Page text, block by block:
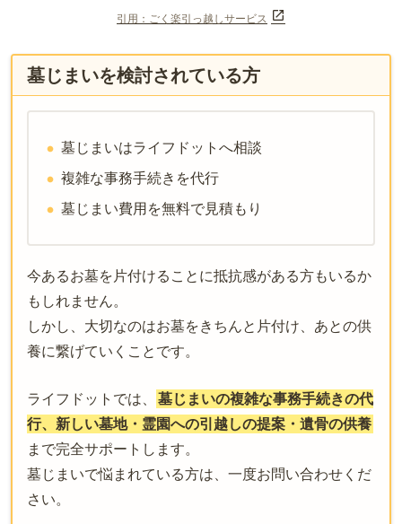
引用：ごく楽引っ越しサービス
墓じまいを検討されている方
墓じまいはライフドットへ相談
複雑な事務手続きを代行
墓じまい費用を無料で見積もり
今あるお墓を片付けることに抵抗感がある方もいるか
もしれません。
しかし、大切なのはお墓をきちんと片付け、あとの供
養に繋げていくことです。
ライフドットでは、
墓じまいの複雑な事務手続きの代
行、新しい墓地・霊園への引越しの提案・遺骨の供養
まで完全サポートします。
墓じまいで悩まれている方は、一度お問い合わせくだ
さい。